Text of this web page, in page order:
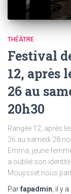
THÉÂTRE
Festival
12, après
26 au
20h30
Rangée 12, après
26 au samedi 28
Emma, jeune
a oublié son
Mouysset nous
Parfapadmin, il y a